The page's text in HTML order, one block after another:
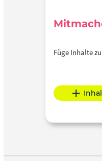
Füge Inhalte